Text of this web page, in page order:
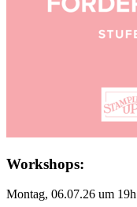
Workshops:
Montag, 06.07.26 um 19h